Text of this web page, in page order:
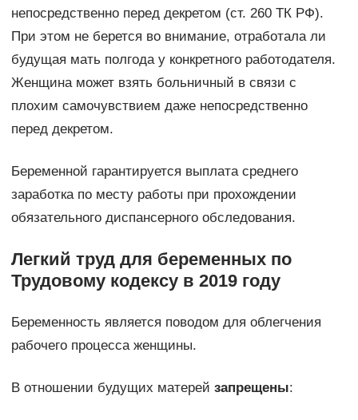
непосредственно перед декретом (ст. 260 ТК РФ).
При этом не берется во внимание, отработала ли
будущая мать полгода у конкретного работодателя.
Женщина может взять больничный в связи с
плохим самочувствием даже непосредственно
перед декретом.
Беременной гарантируется выплата среднего
заработка по месту работы при прохождении
обязательного диспансерного обследования.
Легкий труд для беременных по
Трудовому кодексу в 2019 году
Беременность является поводом для облегчения
рабочего процесса женщины.
В отношении будущих матерей запрещены: